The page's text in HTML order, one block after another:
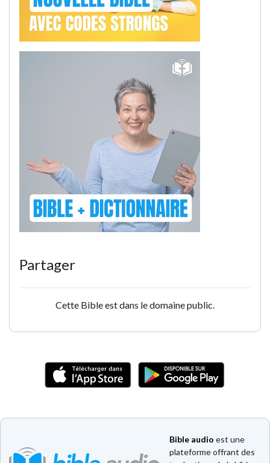
Partager
Cette Bible est dans le domaine public.
Bible audio est une
plateforme offrant des